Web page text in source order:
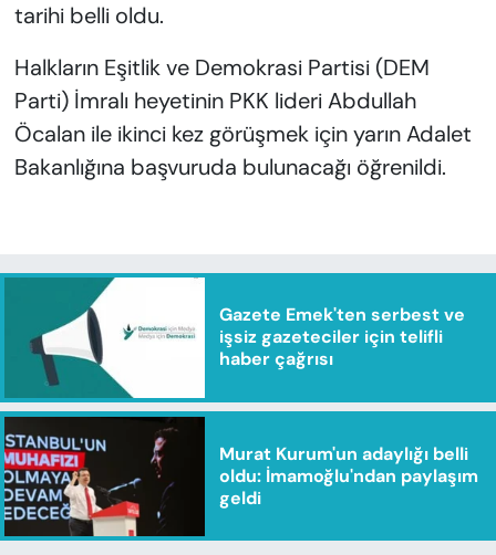
tarihi belli oldu.
Halkların Eşitlik ve Demokrasi Partisi (DEM
Parti) İmralı heyetinin PKK lideri Abdullah
Öcalan ile ikinci kez görüşmek için yarın Adalet
Bakanlığına başvuruda bulunacağı öğrenildi.
Gazete Emek'ten serbest ve
işsiz gazeteciler için telifli
haber çağrısı
Murat Kurum'un adaylığı belli
oldu: İmamoğlu'ndan paylaşım
geldi